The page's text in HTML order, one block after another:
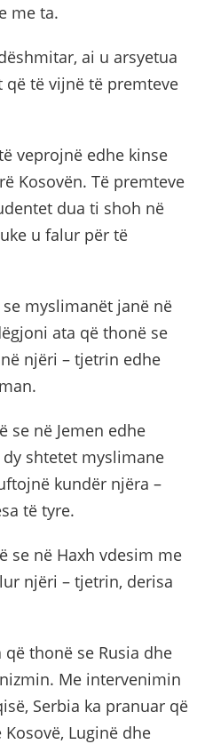
me ta.
ai u arsyetua
të vijnë të premteve
veprojnë edhe kinse
Kosovën. Të premteve
dua ti shoh në
u falur për të
myslimanët janë në
ata që thonë se
njëri – tjetrin edhe
se në Jemen edhe
shtetet myslimane
kundër njëra –
të tyre.
se në Haxh vdesim me
njëri – tjetrin, derisa
thonë se Rusia dhe
Me intervenimin
Serbia ka pranuar që
Luginë dhe